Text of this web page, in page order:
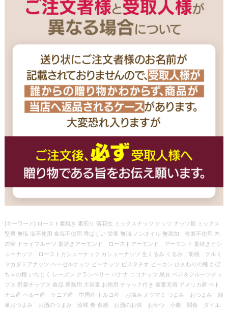
[キーワード] ロースト素焼き 素煎り 落花生 ミックスナッツ ナッツ ナッツ類 ミックス
堅果 無塩 塩不使用 食塩不使用 香ばしい 栄養 無油 ノンオイル 無添加 色素不使用 木
の実 ドライフルーツ 素焼きアーモンド ローストアーモンド アーモンド 素焼きカシ
ューナッツ ローストカシューナッツ カシューナッツ 生くるみ くるみ 胡桃 クルミ
マカダミアナッツ ヘーゼルナッツ ピーナッツ ピスタチオ ピーカン ひまわりの種 かぼ
ちゃの種 いちじく レーズン クランベリー バナナ ココナッツ 黒豆 ベジ＆フルーツチッ
プス 野菜チップス 食品 業務用 大容量 お徳用 チャック付き 窒素充填 アメリカ産 ベト
ナム産 ペルー産 ケニア産 中国産 トルコ産 お摘み オツマミ つまみ おつまみ 簡
単おつまみ お酒のつまみ 珍味 肴 食感 お酒のお供 おやつ 小腹 間食 ダイエ